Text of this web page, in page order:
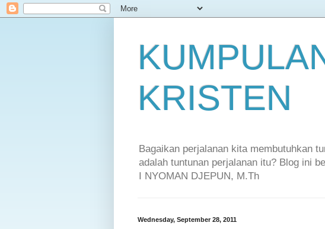
KRISTEN
Bagaikan perjalanan kita membutuhkan
adalah tuntunan perjalanan itu? Blog ini
I NYOMAN DJEPUN, M.Th
Wednesday, September 28, 2011